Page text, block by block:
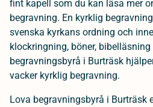
fint kapell som du kan läsa mer
begravning. En kyrklig
svenska kyrkans ordning och
klockringning, böner,
begravningsbyrå i Burträsk
vacker kyrklig begravning.
Lova begravningsbyrå i Burträsk